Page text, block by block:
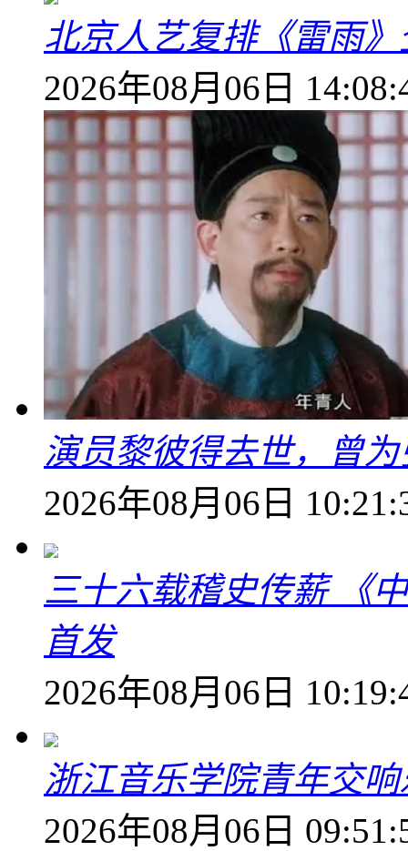
北京人艺复排《雷雨》
2026年08月06日
演员黎彼得去世，曾
2026年08月06日
三十六载稽史传薪 《
首发
2026年08月06日
浙江音乐学院青年交
2026年08月06日